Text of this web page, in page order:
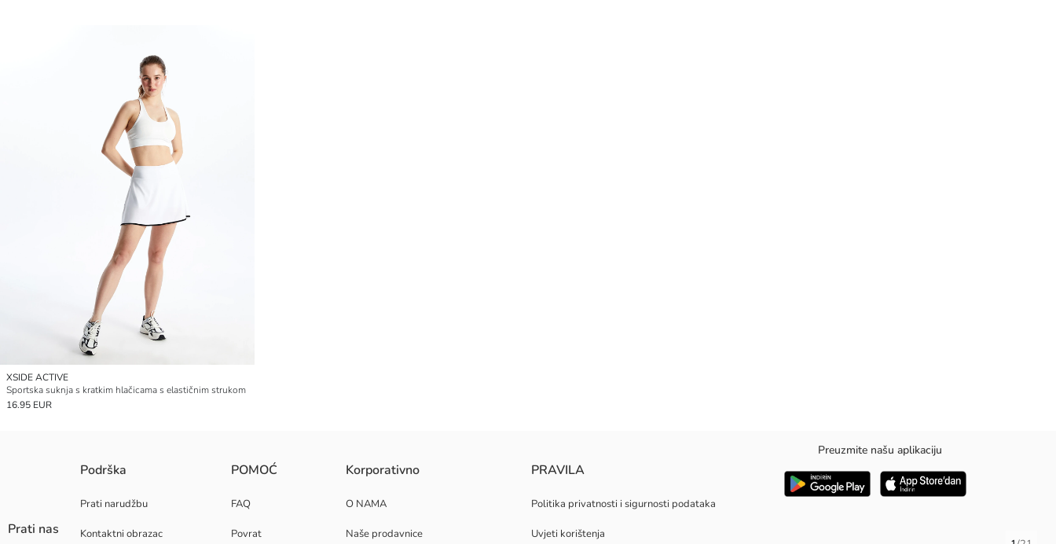
XSIDE ACTIVE
Sportska suknja s kratkim hlačicama s elastičnim strukom
16.95 EUR
Podrška
Prati narudžbu
Kontaktni obrazac
POMOĆ
FAQ
Povrat
Korporativno
O NAMA
Naše prodavnice
PRAVILA
Politika privatnosti i sigurnosti podataka
Uvjeti korištenja
Preuzmite našu aplikaciju
Prati nas